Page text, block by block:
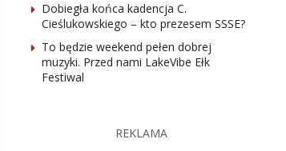
Dobiegła końca kadencja C.
Cieślukowskiego – kto prezesem SSSE?
To będzie weekend pełen dobrej
muzyki. Przed nami LakeVibe Ełk
Festiwal
REKLAMA